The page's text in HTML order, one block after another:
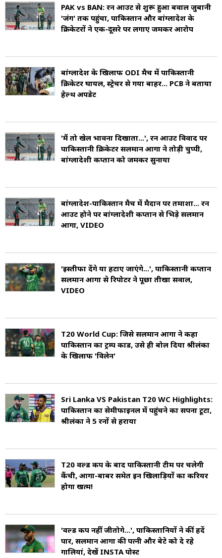
लेकिन उनके नेतृत्व ने टीम को मजबूती दी. उन्होंने
खासतौर पर स्पिन गेंदबाजों के बेहतरीन प्रदर्शन की
निभाई.
PAK vs BAN: रन आउट से शुरू हुआ बवाल जुबानी
'जंग' तक पहुंचा, पाकिस्तान और बांग्लादेश के
क्रिकेटरों ने एक-दूसरे पर लगाए जमकर आरोप
बांग्लादेश के खिलाफ ODI मैच में पाकिस्तानी
क्रिकेटर घायल, स्ट्रेचर से गया बाहर... PCB ने बताया
हेल्थ अपडेट
'मैं तो खेल भावना दिखाता...', रन आउट विवाद पर
पाकिस्तानी क्रिकेटर सलमान आगा ने तोड़ी चुप्पी,
बांग्लादेशी कप्तान को जमकर सुनाया
बांग्लादेश-पाकिस्तान मैच में मैदान पर तमाशा... रन
आउट होने पर बांग्लादेशी कप्तान से भिड़े सलमान
आगा, VIDEO
'इस्तीफा देंगे या हटाए जाएंगे...', पाकिस्तानी कप्तान
सलमान आगा से रिपोर्टर ने पूछा तीखा सवाल,
VIDEO
T20 World Cup: जिसे सलमान आगा ने कहा
पाकिस्तान का ट्रम्प कार्ड, उसे ही बोल द‍िया श्रीलंका
के ख‍िलाफ 'व‍िलेन'
Sri Lanka VS Pakistan T20 WC Highlights:
पाकिस्तान का सेमीफाइनल में पहुंचने का सपना टूटा,
श्रीलंका ने 5 रनों से हराया
T20 वर्ल्ड कप के बाद पाकिस्तानी टीम पर चलेगी
कैंची, आगा-बाबर समेत इन खिलाड़ियों का करियर
होगा खत्म!
'वर्ल्ड कप नहीं जीतोगे...', पाकिस्तान‍ियों ने कीं हदें
पार, सलमान आगा की पत्नी और बेटे को दे रहे
गाल‍ियां, देखें INSTA पोस्ट